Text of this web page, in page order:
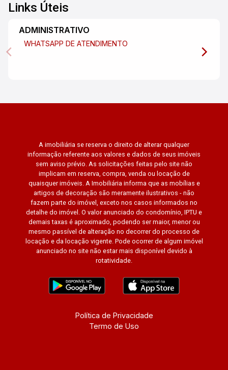
Links Úteis
ADMINISTRATIVO
WHATSAPP DE ATENDIMENTO
A imobiliária se reserva o direito de alterar qualquer
informação referente aos valores e dados de seus imóveis
sem aviso prévio. As solicitações feitas pelo site não
implicam em reserva, compra, venda ou locação de
quaisquer imóveis. A Imobiliária informa que as mobílias e
artigos de decoração são meramente ilustrativos - não
fazem parte do imóvel, exceto nos casos informados no
detalhe do imóvel. O valor anunciado do condomínio, IPTU e
demais taxas é aproximado, podendo ser maior, menor ou
mesmo passível de alteração no decorrer do processo de
locação e da locação vigente. Pode ocorrer de algum imóvel
anunciado no site não estar mais disponível devido à
rotatividade.
Política de Privacidade
Termo de Uso